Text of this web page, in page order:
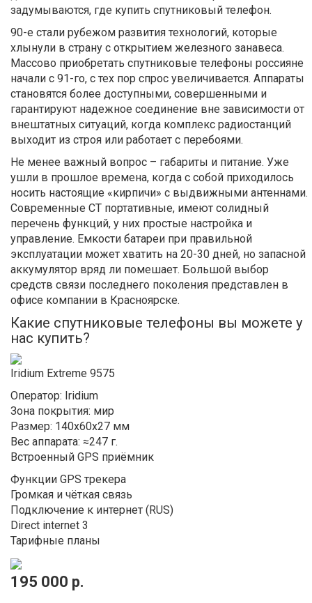
задумываются, где купить спутниковый телефон.
90-е стали рубежом развития технологий, которые
хлынули в страну с открытием железного занавеса.
Массово приобретать спутниковые телефоны россияне
начали с 91-го, с тех пор спрос увеличивается. Аппараты
становятся более доступными, совершенными и
гарантируют надежное соединение вне зависимости от
внештатных ситуаций, когда комплекс радиостанций
выходит из строя или работает с перебоями.
Не менее важный вопрос – габариты и питание. Уже
ушли в прошлое времена, когда с собой приходилось
носить настоящие «кирпичи» с выдвижными антеннами.
Современные СТ портативные, имеют солидный
перечень функций, у них простые настройка и
управление. Емкости батареи при правильной
эксплуатации может хватить на 20-30 дней, но запасной
аккумулятор вряд ли помешает. Большой выбор
средств связи последнего поколения представлен в
офисе компании в Красноярске.
Какие спутниковые телефоны вы можете у
нас купить?
Iridium Extreme 9575
Оператор: Iridium
Зона покрытия: мир
Размер: 140x60x27 мм
Вес аппарата: ≈247 г.
Встроенный GPS приёмник
Функции GPS трекера
Громкая и чёткая связь
Подключение к интернет (RUS)
Direct internet 3
Тарифные планы
195 000 р.